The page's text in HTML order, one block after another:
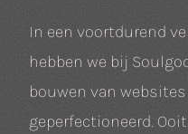
In een voortdurend
hebben we bij
bouwen van
geperfectioneerd.